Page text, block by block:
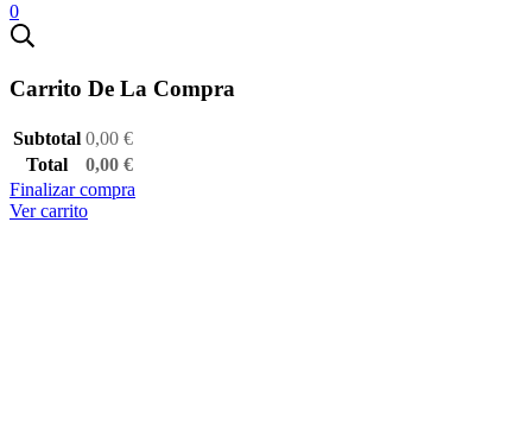
0
Carrito De La Compra
Subtotal 0,00 €
Total
0,00 €
Finalizar compra
Ver carrito